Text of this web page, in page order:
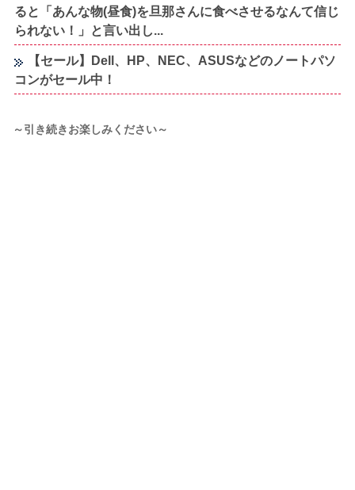
ると「あんな物(昼食)を旦那さんに食べさせるなんて信じ
られない！」と言い出し...
【セール】Dell、HP、NEC、ASUSなどのノートパソ
コンがセール中！
～引き続きお楽しみください～